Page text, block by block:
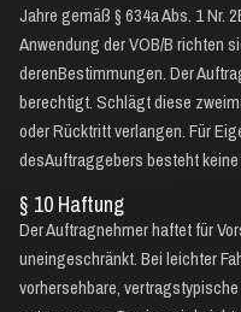
Jahre gemäß § 634a Abs. 1 Nr.
Anwendung der VOB/B richten
derenBestimmungen. Der
berechtigt. Schlägt diese
oder Rücktritt verlangen. Für
desAuftraggebers besteht
§ 10 Haftung
Der Auftragnehmer haftet für
uneingeschränkt. Bei leichter
vorhersehbare,